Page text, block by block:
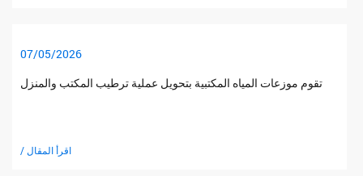
07/05/2026
تقوم موزعات المياه المكتبية بتحويل عملية ترطيب المكتب والمنزل
/ اقرأ المقال